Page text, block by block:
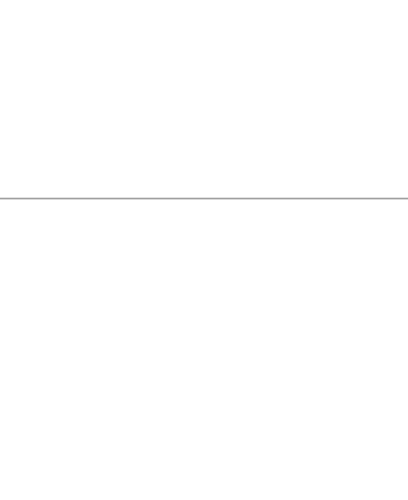
with autoplay, memorize variations and practise
the analysis board